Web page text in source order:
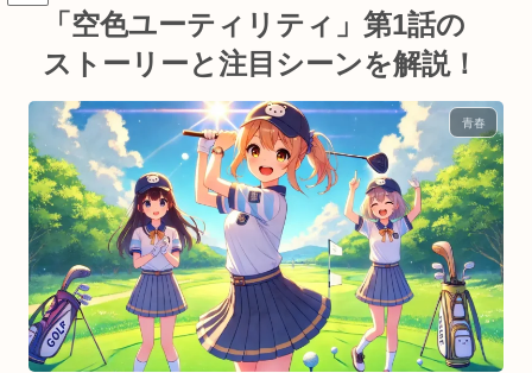
「空色ユーティリティ」第1話の
ストーリーと注目シーンを解説！
青春